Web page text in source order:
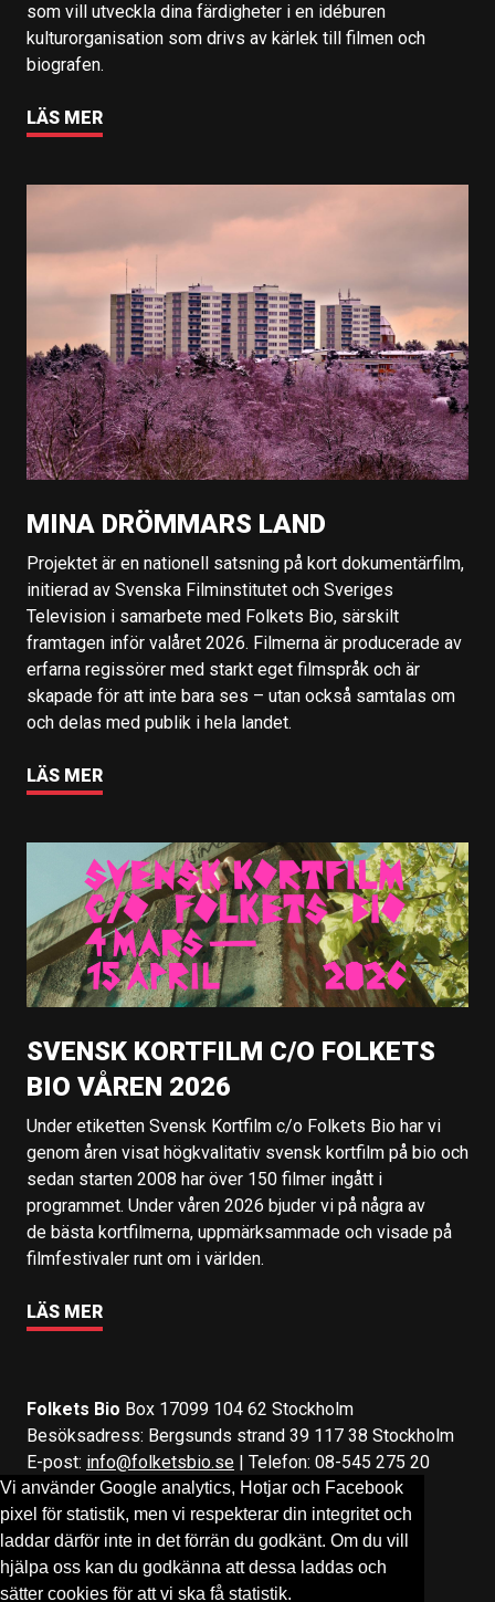
Vi använder Google analytics, Hotjar och Facebook
pixel för statistik, men vi respekterar din integritet och
laddar därför inte in det förrän du godkänt. Om du vill
hjälpa oss kan du godkänna att dessa laddas och
sätter cookies för att vi ska få statistik.
som vill utveckla dina färdigheter i en idéburen
kulturorganisation som drivs av kärlek till filmen och
biografen.
LÄS MER
MINA DRÖMMARS LAND
Projektet är en nationell satsning på kort dokumentärfilm,
initierad av Svenska Filminstitutet och Sveriges
Television i samarbete med Folkets Bio, särskilt
framtagen inför valåret 2026. Filmerna är producerade av
erfarna regissörer med starkt eget filmspråk och är
skapade för att inte bara ses – utan också samtalas om
och delas med publik i hela landet.
LÄS MER
SVENSK KORTFILM C/O FOLKETS
BIO VÅREN 2026
Under etiketten Svensk Kortfilm c/o Folkets Bio har vi
genom åren visat högkvalitativ svensk kortfilm på bio och
sedan starten 2008 har över 150 filmer ingått i
programmet. Under våren 2026 bjuder vi på några av
de bästa kortfilmerna, uppmärksammade och visade på
filmfestivaler runt om i världen.
LÄS MER
Folkets Bio Box 17099 104 62 Stockholm
Besöksadress: Bergsunds strand 39 117 38 Stockholm
E-post: info@folketsbio.se | Telefon: 08-545 275 20
Följ oss på:Facebook&Instagram